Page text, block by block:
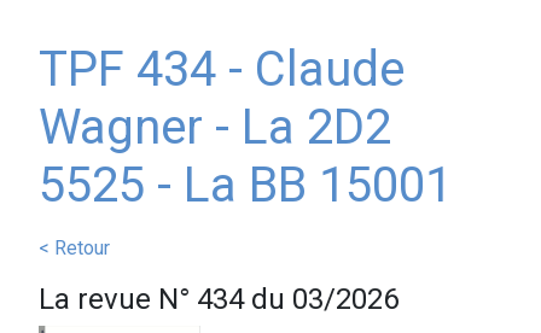
TPF 434 - Claude
Wagner - La 2D2
5525 - La BB 15001
< Retour
La revue N° 434 du 03/2026